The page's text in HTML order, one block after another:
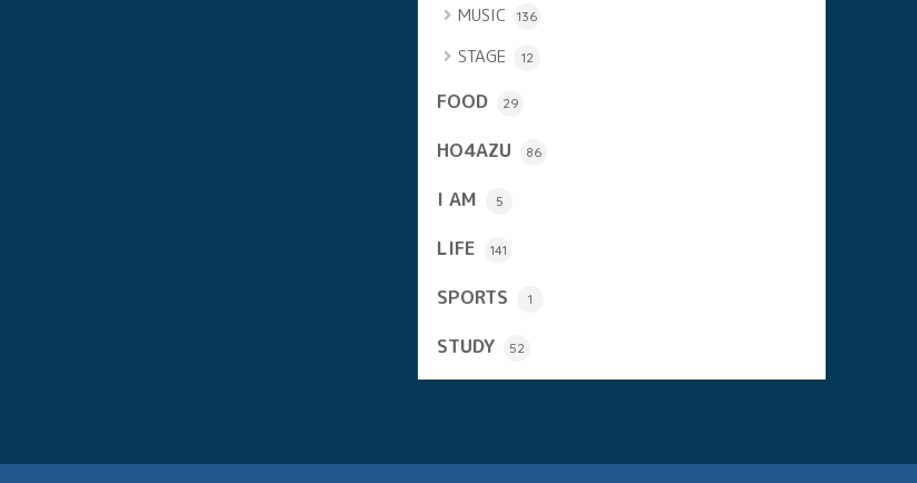
MUSIC 136
STAGE 12
FOOD 29
HO4AZU 86
I AM 5
LIFE 141
SPORTS 1
STUDY 52